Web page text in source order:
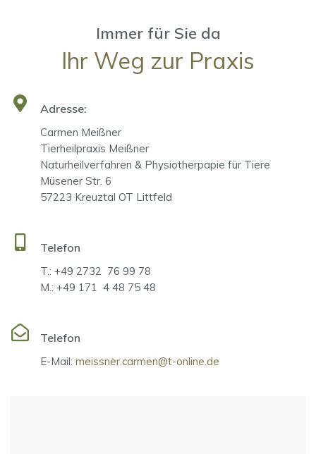
Immer für Sie da
Ihr Weg zur Praxis
Adresse:
Carmen Meißner
Tierheilpraxis Meißner
Naturheilverfahren & Physiotherpapie für Tiere
Müsener Str. 6
57223 Kreuztal OT Littfeld
Telefon
T.: +49 2732 76 99 78
M.: +49 171 4 48 75 48
Telefon
E-Mail: meissner.carmen@t-online.de